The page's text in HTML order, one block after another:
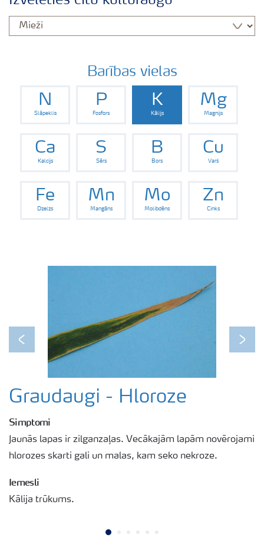
Izmēģinājumu rezultāti
Agronomiskie padomi
Padomi efektīvai mēslojuma izkliedei
Yara Latvija podkāsts
Barības vielas
N
Slāpeklis
P
Fosfors
K
Kālijs
Mg
Magnijs
Ca
Kalcijs
S
Sērs
B
Bors
Cu
Varš
Fe
Dzelzs
Mn
Mangāns
Mo
Molibdēns
Zn
Cinks
Previous Next
Graudaugi - Hloroze
Simptomi
Jaunās lapas ir zilganzaļas. Vecākajām lapām novērojami
hlorozes skarti gali un malas, kam seko nekroze.
Iemesli
Kālija trūkums.